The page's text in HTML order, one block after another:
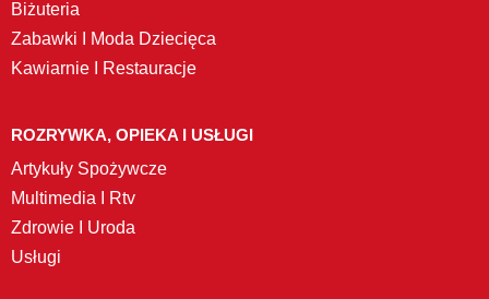
Biżuteria
Zabawki I Moda Dziecięca
Kawiarnie I Restauracje
ROZRYWKA, OPIEKA I USŁUGI
Artykuły Spożywcze
Multimedia I Rtv
Zdrowie I Uroda
Usługi